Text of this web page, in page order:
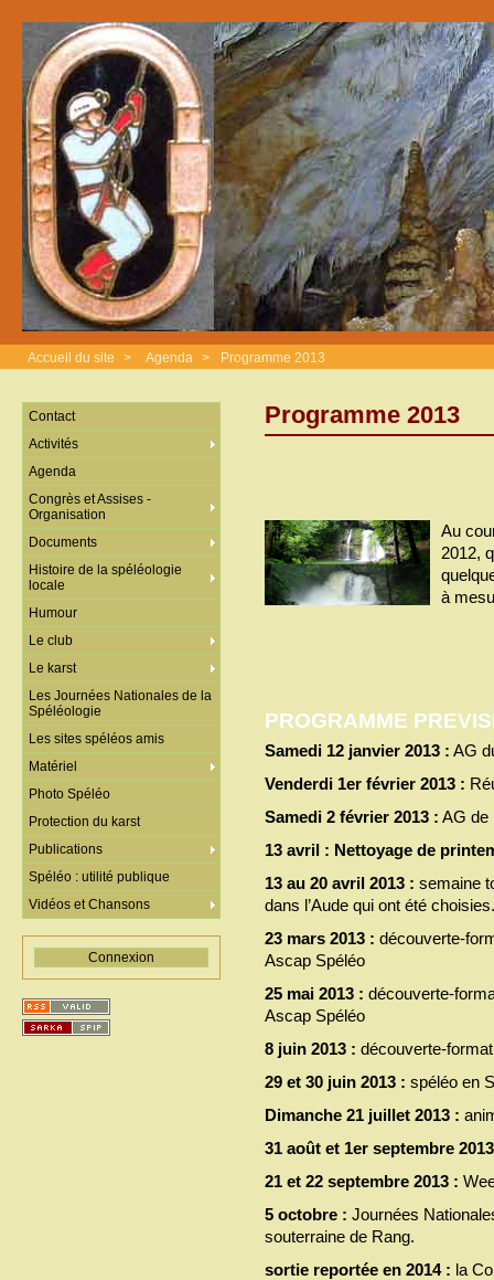
Accueil du site > Agenda > Programme 2013
Programme 2013
Au
2012,
à
PROGRAMME
Samedi 12 janvier 2013 : AG
Venderdi 1er février 2013 :
Samedi 2 février 2013 : AG de
13 avril : Nettoyage de
13 au 20 avril 2013 : semaine
dans l’Aude qui ont été choisies.
23 mars 2013 : découverte-
Ascap Spéléo
25 mai 2013 : découverte-
Ascap Spéléo
8 juin 2013 : découverte-
29 et 30 juin 2013 : spéléo en
Dimanche 21 juillet 2013 :
31 août et 1er septembre
21 et 22 septembre 2013 :
5 octobre : Journées
souterraine de Rang.
sortie reportée en 2014 : la
Contact
Activités
Agenda
Congrès et Assises -
Organisation
Documents
Histoire de la spéléologie
locale
Humour
Le club
Le karst
Les Journées Nationales de la
Spéléologie
Les sites spéléos amis
Matériel
Photo Spéléo
Protection du karst
Publications
Spéléo : utilité publique
Vidéos et Chansons
Connexion